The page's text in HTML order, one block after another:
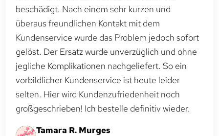
beschädigt. Nach einem sehr kurzen und
überaus freundlichen Kontakt mit dem
Kundenservice wurde das Problem jedoch sofort
gelöst. Der Ersatz wurde unverzüglich und ohne
jegliche Komplikationen nachgeliefert. So ein
vorbildlicher Kundenservice ist heute leider
selten. Hier wird Kundenzufriedenheit noch
großgeschrieben! Ich bestelle definitiv wieder.
Tamara R. Murges